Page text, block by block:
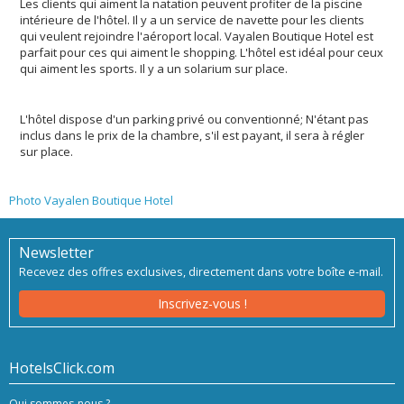
Les clients qui aiment la natation peuvent profiter de la piscine
intérieure de l'hôtel. Il y a un service de navette pour les clients
qui veulent rejoindre l'aéroport local. Vayalen Boutique Hotel est
parfait pour ces qui aiment le shopping. L'hôtel est idéal pour ceux
qui aiment les sports. Il y a un solarium sur place.
L'hôtel dispose d'un parking privé ou conventionné; N'étant pas
inclus dans le prix de la chambre, s'il est payant, il sera à régler
sur place.
Photo Vayalen Boutique Hotel
Newsletter
Recevez des offres exclusives, directement dans votre boîte e-mail.
Inscrivez-vous !
HotelsClick.com